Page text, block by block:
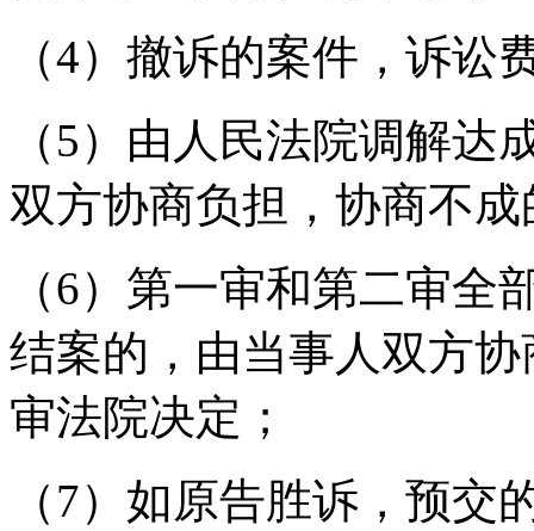
（4）撤诉的案件，诉讼
（5）由人民法院调解
双方协商负担，协商不
（6）第一审和第二审
结案的，由当事人双方
审法院决定；
（7）如原告胜诉，预